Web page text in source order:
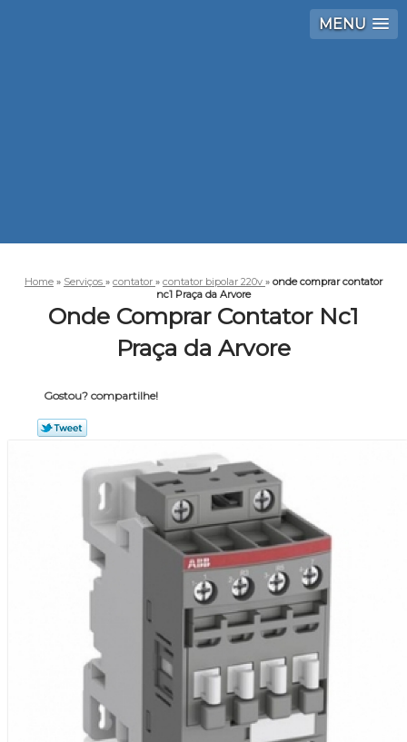
MENU
Home » Serviços » contator » contator bipolar 220v » onde comprar contator
nc1 Praça da Arvore
Onde Comprar Contator Nc1
Praça da Arvore
Gostou? compartilhe!